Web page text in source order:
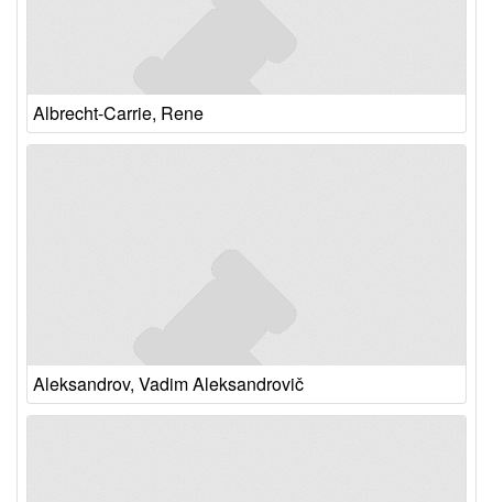
Albrecht-Carrie, Rene
Aleksandrov, Vadim Aleksandrovič